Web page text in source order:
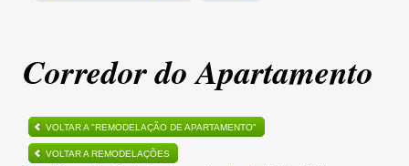
Corredor do Apartamento
VOLTAR A "REMODELAÇÃO DE APARTAMENTO"
VOLTAR A REMODELAÇÕES